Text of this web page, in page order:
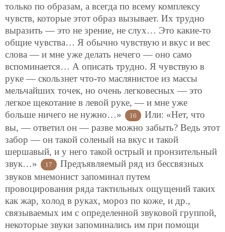
только по образам, а всегда по всему комплексу
чувств, которые этот образ вызывает. Их трудно
выразить — это не зрение, не слух… Это какие-то
общие чувства… Я обычно чувствую и вкус и вес
слова — и мне уже делать нечего — оно само
вспоминается… А описать трудно. Я чувствую в
руке — скользнет что-то маслянистое из массы
мельчайших точек, но очень легковесных — это
легкое щекотание в левой руке, — и мне уже
больше ничего не нужно…»
16
Или: «Нет, что
вы, — ответил он — разве можно забыть? Ведь этот
забор — он такой соленый на вкус и такой
шершавый, и у него такой острый и пронзительный
звук…»
17
Предъявляемый ряд из бессвязных
звуков мнемонист запоминал путем
провоцирования ряда тактильных ощущений таких
как жар, холод в руках, мороз по коже, и др.,
связываемых им с определенной звуковой группой,
некоторые звуки запоминались им при помощи